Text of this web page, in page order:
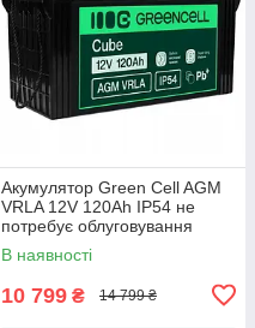
Акумулятор Green Cell AGM
VRLA 12V 120Ah IP54 не
потребує облуговування
(термін служби - 5 років)
В наявності
10 799 ₴ 14 799 ₴